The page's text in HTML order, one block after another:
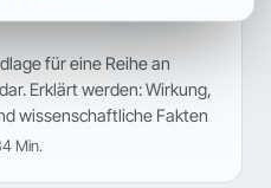
für eine Reihe an
Erklärt werden: Wirkung,
wissenschaftliche Fakten
Min.